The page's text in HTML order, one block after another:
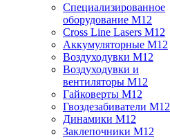
Специализированное
оборудование M12
Cross Line Lasers M12
Аккумуляторные M12
Воздуходувки M12
Воздуходувки и
вентиляторы M12
Гайковерты M12
Гвоздезабиватели M12
Динамики M12
Заклепочники M12